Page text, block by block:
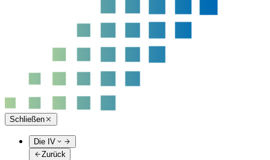
Schließen
Die IV
Zurück